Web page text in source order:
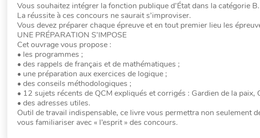
Vous souhaitez intégrer la fonction publique d’État dans la catégorie B.
La réussite à ces concours ne saurait s’improviser.
Vous devez préparer chaque épreuve et en tout premier lieu les
UNE PRÉPARATION S’IMPOSE
Cet ouvrage vous propose :
• les programmes ;
• des rappels de français et de mathématiques ;
• une préparation aux exercices de logique ;
• des conseils méthodologiques ;
• 12 sujets récents de QCM expliqués et corrigés : Gardien de la
• des adresses utiles.
Outil de travail indispensable, ce livre vous permettra non seulement
vous familiariser avec « l’esprit » des concours.